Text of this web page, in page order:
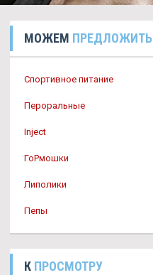
МОЖЕМ ПРЕДЛОЖИТЬ
Спортивное питание
Пероральные
Inject
ГоРмошки
Липолики
Пепы
К ПРОСМОТРУ